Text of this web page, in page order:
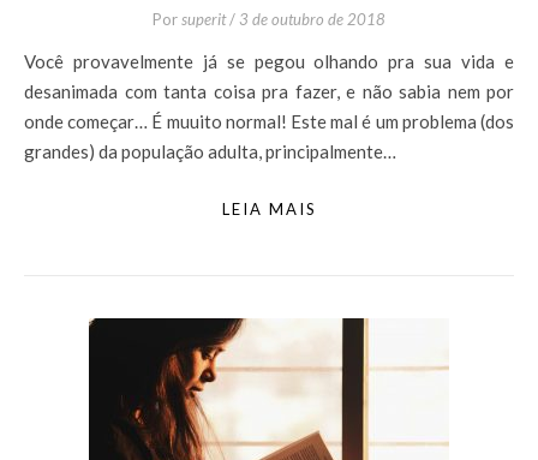
Porsuperit/ 3 de outubro de 2018
Você provavelmente já se pegou olhando pra sua vida e
desanimada com tanta coisa pra fazer, e não sabia nem por
onde começar… É muuito normal! Este mal é um problema (dos
grandes) da população adulta, principalmente…
LEIA MAIS